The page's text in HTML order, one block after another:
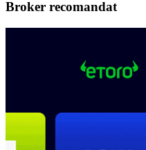
Broker recomandat